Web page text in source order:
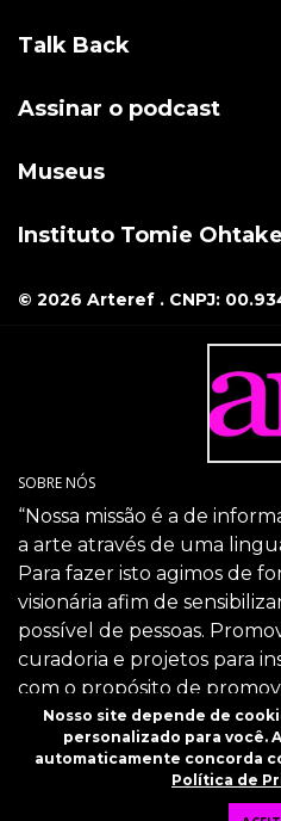
Talk Back
Assinar o podcast
Museus
Instituto Tomie Ohtake
© 2026 Arteref . CNPJ:
SOBRE NÓS
“Nossa missão é a de
a arte através de uma
Para fazer isto agimos de
visionária afim de
possível de pessoas.
curadoria e projetos para
com o propósito de
intelectual da sociedade
SIGA-NOS
Nosso site depende de
personalizado para você.
automaticamente concorda
Política de